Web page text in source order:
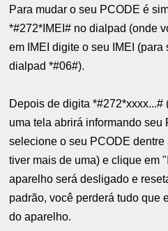
Para mudar o seu PCODE é
*#272*IMEI# no dialpad (onde
em IMEI digite o seu IMEI
dialpad *#06#).
Depois de digita *#272*xxxx...#
uma tela abrirá informando
selecione o seu PCODE
tiver mais de uma) e clique em
aparelho será desligado e
padrão, você perderá tudo que
do aparelho.